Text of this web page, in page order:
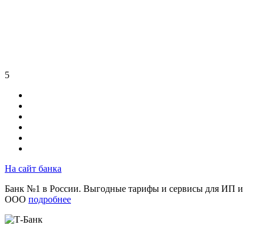
5
На сайт банка
Банк №1 в России. Выгодные тарифы и сервисы для ИП и
ООО подробнее